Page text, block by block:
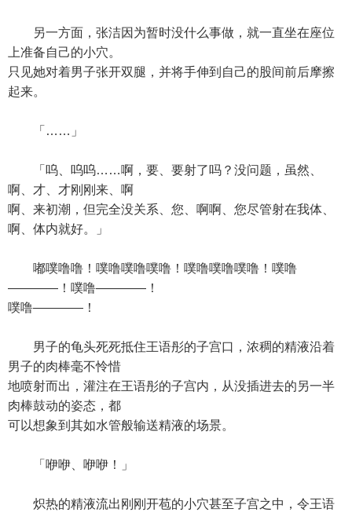
另一方面，张洁因为暂时没什么事做，就一直坐在座位
上准备自己的小穴。
只见她对着男子张开双腿，并将手伸到自己的股间前后摩擦
起来。
「……」
「呜、呜呜……啊，要、要射了吗？没问题，虽然、
啊、才、才刚刚来、啊
啊、来初潮，但完全没关系、您、啊啊、您尽管射在我体、
啊、体内就好。」
嘟噗噜噜！噗噜噗噜噗噜！噗噜噗噜噗噜！噗噜
————！噗噜————！
噗噜————！
男子的龟头死死抵住王语彤的子宫口，浓稠的精液沿着
男子的肉棒毫不怜惜
地喷射而出，灌注在王语彤的子宫内，从没插进去的另一半
肉棒鼓动的姿态，都
可以想象到其如水管般输送精液的场景。
「咿咿、咿咿！」
炽热的精液流出刚刚开苞的小穴甚至子宫之中，令王语